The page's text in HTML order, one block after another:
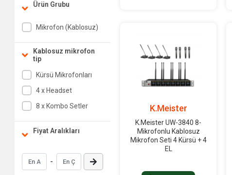
Transmitter
Ürün Grubu
Mikrofon (Kablosuz)
Kablosuz mikrofon
tip
Kürsü Mikrofonları
4 x Headset
8 x Kombo Setler
Fiyat Aralıkları
-
K.Meister
K.Meister UW-3840 8-
Mikrofonlu Kablosuz
Mikrofon Seti 4 Kürsü + 4
EL